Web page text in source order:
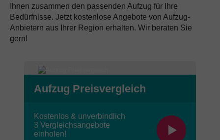
Ihnen zusammen den passenden Aufzug für Ihre
Bedürfnisse. Jetzt kostenlose Angebote von Aufzug-
Anbietern aus Ihrer Region erhalten. Wir beraten Sie
gern!
Aufzug Preisvergleich
Kostenlos & unverbindlich
3 Vergleichsangebote
einholen!